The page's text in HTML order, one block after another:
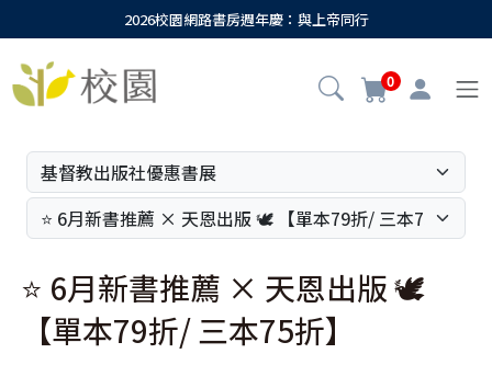
2026校園網路書房週年慶：與上帝同行
0
⭐ 6月新書推薦 × 天恩出版 🕊️
【單本79折/ 三本75折】